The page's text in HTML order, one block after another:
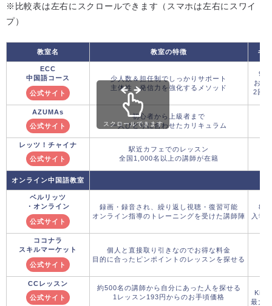
※比較表は左右にスクロールできます（スマホは左右にスワイ
プ）
教室名 教室の特徴 キ
ECC
中国語コース
公式サイト
少人数＆担任制でしっかりサポート
主体性・発信力を強化するメソッド
9月
おた
2回
AZUMAs
公式サイト
初心者から上級者まで
一人ひとりに合わせたカリキュラム
レッツ！チャイナ
公式サイト
駅近カフェでのレッスン
全国1,000名以上の講師が在籍
オンライン中国語教室
ベルリッツ
・オンライン
公式サイト
録画・録音され、繰り返し視聴・復習可能
オンライン指導のトレーニングを受けた講師陣
8月
入学
ココナラ
スキルマーケット
公式サイト
個人と直接取り引きなのでお得な料金
目的に合ったピンポイントのレッスンを探せる
CCレッスン
公式サイト
約500名の講師から自分にあった人を探せる
1レッスン193円からのお手頃価格
最大
スクロールできます